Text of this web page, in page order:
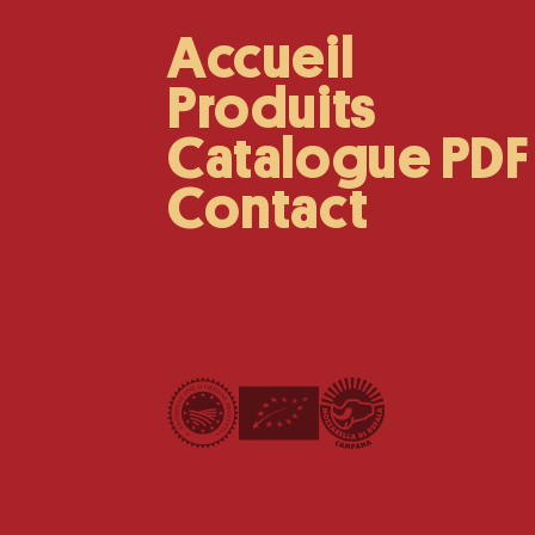
Main
Navigation
Accueil
Produits
Catalogue PDF
Contact